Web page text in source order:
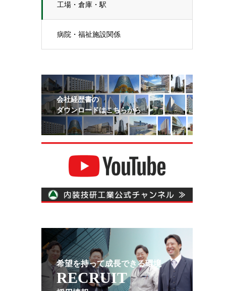
工場・倉庫・駅
病院・福祉施設関係
会社経歴書の
ダウンロードはこちらから
希望を持って成長できる環境
RECRUIT